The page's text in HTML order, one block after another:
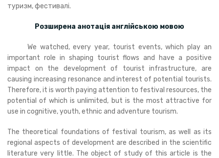
туризм, фестивалі.
Розширена анотація англійською мовою
We watched, every year, tourist events, which play an
important role in shaping tourist flows and have a positive
impact on the development of tourist infrastructure, are
causing increasing resonance and interest of potential tourists.
Therefore, it is worth paying attention to festival resources, the
potential of which is unlimited, but is the most attractive for
use in cognitive, youth, ethnic and adventure tourism.
The theoretical foundations of festival tourism, as well as its
regional aspects of development are described in the scientific
literature very little. The object of study of this article is the